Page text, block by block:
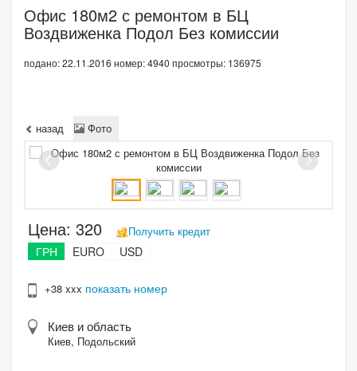
Поиск по сайту
Подать объявление
Офис 180м2 с ремонтом в БЦ
Воздвиженка Подол Без комиссии
подано: 22.11.2016 номер: 4940 просмотры: 136975
назад Фото
Цена: 320 Получить кредит
ГРН EURO USD
+38 xxx показать номер
Киев и область
Киев, Подольский